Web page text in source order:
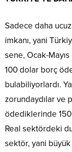
Sadece daha
imkanı, yani
sene, Ocak-Mayıs
100 dolar borç
bulabiliyorlardı.
zorundaydılar ve
ödediklerinde
Real sektördeki
sektör, yani